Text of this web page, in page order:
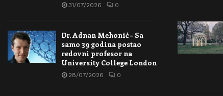
31/07/2026 0
Dr. Adnan Mehonić – Sa
samo 39 godina postao
redovni profesor na
University College London
28/07/2026 0